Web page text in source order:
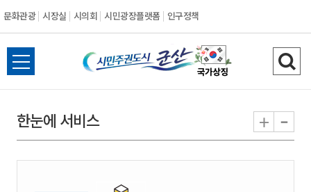
문화관광 시장실 시의회 시민광장플랫폼 인구정책
시
민
권
전
체
뉴
열
검
색
기
한눈에 서비스 + -